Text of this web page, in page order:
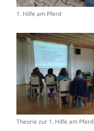
1. Hilfe am Pferd
Theorie zur 1. Hilfe am Pferd